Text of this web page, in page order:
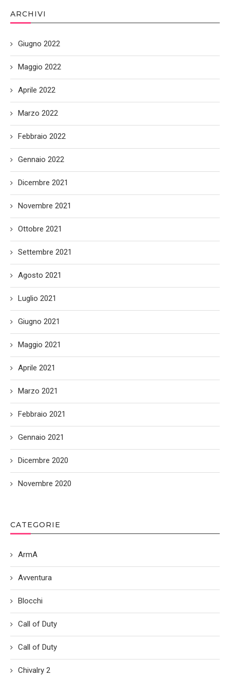
ARCHIVI
Giugno 2022
Maggio 2022
Aprile 2022
Marzo 2022
Febbraio 2022
Gennaio 2022
Dicembre 2021
Novembre 2021
Ottobre 2021
Settembre 2021
Agosto 2021
Luglio 2021
Giugno 2021
Maggio 2021
Aprile 2021
Marzo 2021
Febbraio 2021
Gennaio 2021
Dicembre 2020
Novembre 2020
CATEGORIE
ArmA
Avventura
Blocchi
Call of Duty
Call of Duty
Chivalry 2